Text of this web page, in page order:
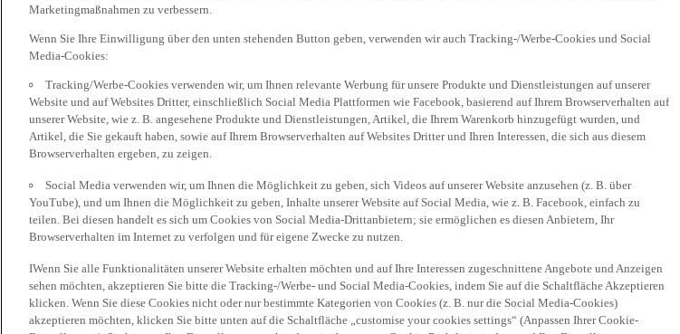
Marketingmaßnahmen zu verbessern.
Wenn Sie Ihre Einwilligung über den unten stehenden Button geben, verwenden wir auch Tracking-/Werbe-Cookies und Social
Media-Cookies:
Tracking/Werbe-Cookies verwenden wir, um Ihnen relevante Werbung für unsere Produkte und Dienstleistungen auf unserer
Website und auf Websites Dritter, einschließlich Social Media Plattformen wie Facebook, basierend auf Ihrem Browserverhalten auf
unserer Website, wie z. B. angesehene Produkte und Dienstleistungen, Artikel, die Ihrem Warenkorb hinzugefügt wurden, und
Artikel, die Sie gekauft haben, sowie auf Ihrem Browserverhalten auf Websites Dritter und Ihren Interessen, die sich aus diesem
Browserverhalten ergeben, zu zeigen.
Social Media verwenden wir, um Ihnen die Möglichkeit zu geben, sich Videos auf unserer Website anzusehen (z. B. über
YouTube), und um Ihnen die Möglichkeit zu geben, Inhalte unserer Website auf Social Media, wie z. B. Facebook, einfach zu
teilen. Bei diesen handelt es sich um Cookies von Social Media-Drittanbietern; sie ermöglichen es diesen Anbietern, Ihr
Browserverhalten im Internet zu verfolgen und für eigene Zwecke zu nutzen.
IWenn Sie alle Funktionalitäten unserer Website erhalten möchten und auf Ihre Interessen zugeschnittene Angebote und Anzeigen
sehen möchten, akzeptieren Sie bitte die Tracking-/Werbe- und Social Media-Cookies, indem Sie auf die Schaltfläche Akzeptieren
klicken. Wenn Sie diese Cookies nicht oder nur bestimmte Kategorien von Cookies (z. B. nur die Social Media-Cookies)
akzeptieren möchten, klicken Sie bitte unten auf die Schaltfläche „customise your cookies settings“ (Anpassen Ihrer Cookie-